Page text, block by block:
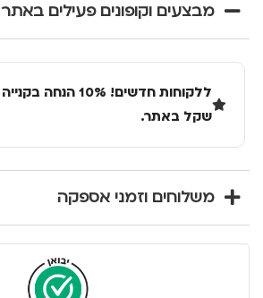
מבצעים וקופונים פעילים באתר
שקל באתר.
משלוחים וזמני אספקה